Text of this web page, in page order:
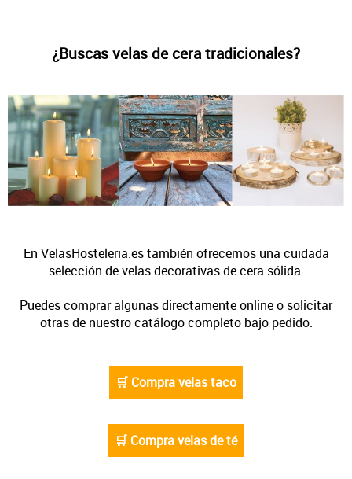
¿Buscas velas de cera tradicionales?
En VelasHosteleria.es también ofrecemos una cuidada
selección de velas decorativas de cera sólida.
Puedes comprar algunas directamente online o solicitar
otras de nuestro catálogo completo bajo pedido.
🛒 Compra velas taco
🛒 Compra velas de té